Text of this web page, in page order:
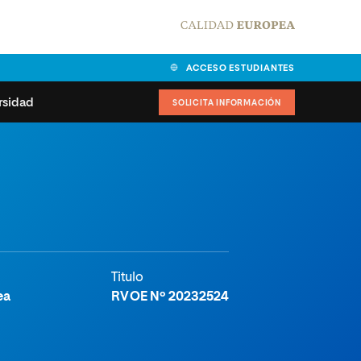
ACCESO ESTUDIANTES
Normas de funcionamiento
Claustro
SOLICITA INFORMACIÓN
Titulo
RVOE Nº 20232524